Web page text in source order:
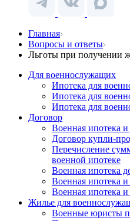
Главная
Вопросы и ответы
Льготы при получении
Для военнослужащих
Ипотека для
Ипотека для
Ипотека для
Договор
Военная ипотека и
Договор купли-
Перечисление
военной ипотеке
Военная ипотека
Военная ипотека
Военная ипотека
Жилье для
Военные юристы